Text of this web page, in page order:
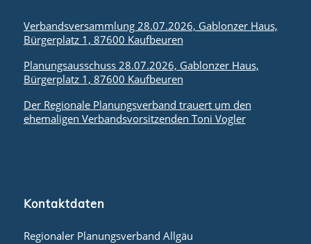
Verbandsversammlung 28.07.2026, Gablonzer Haus,
Bürgerplatz 1, 87600 Kaufbeuren
Planungsausschuss 28.07.2026, Gablonzer Haus,
Bürgerplatz 1, 87600 Kaufbeuren
Der Regionale Planungsverband trauert um den
ehemaligen Verbandsvorsitzenden Toni Vogler
Kontaktdaten
Regionaler Planungsverband Allgäu